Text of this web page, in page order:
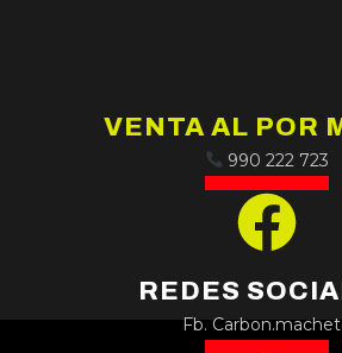
VENTA AL POR
990 222 723
REDES
Fb.